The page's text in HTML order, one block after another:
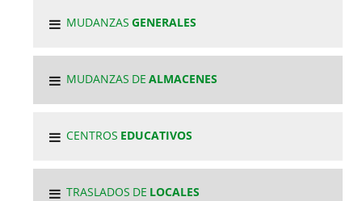
MUDANZASGENERALES
MUDANZAS DEALMACENES
CENTROS EDUCATIVOS
TRASLADOS DE LOCALES